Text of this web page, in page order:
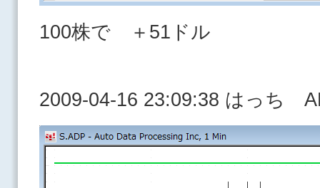
100株で ＋51ドル
2009-04-16 23:09:38 はっち